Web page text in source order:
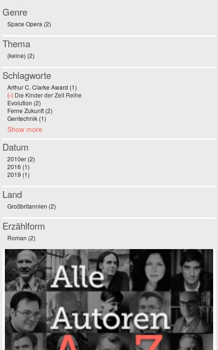
Genre
Space Opera (2)
Thema
(keine) (2)
Schlagworte
Arthur C. Clarke Award (1)
(-) Remove Die Kinder der Zeit Reihe filter
Die Kinder der Zeit Reihe
Evolution (2)
Ferne Zukunft (2)
Gentechnik (1)
Show more
Datum
2010er (2)
2016 (1)
2019 (1)
Land
Großbritannien (2)
Erzählform
Roman (2)